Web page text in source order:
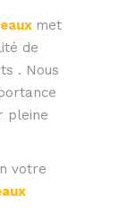
met
de
. Nous
pleine
votre